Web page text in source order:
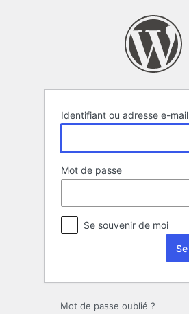
Identifiant ou adresse e-mail
Mot de passe
Se souvenir de moi
Mot de passe oublié ?